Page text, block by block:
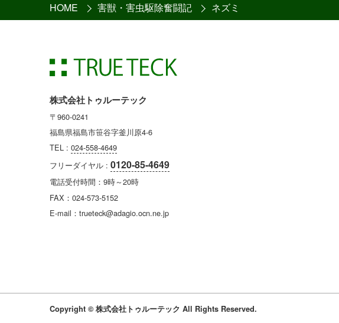
HOME 害獣・害虫駆除奮闘記 ネズミ
株式会社トゥルーテック
〒960-0241
福島県福島市笹谷字釜川原4-6
TEL : 024-558-4649
フリーダイヤル : 0120-85-4649
電話受付時間：9時～20時
FAX：024-573-5152
E-mail：trueteck@adagio.ocn.ne.jp
Copyright © 株式会社トゥルーテック All Rights Reserved.